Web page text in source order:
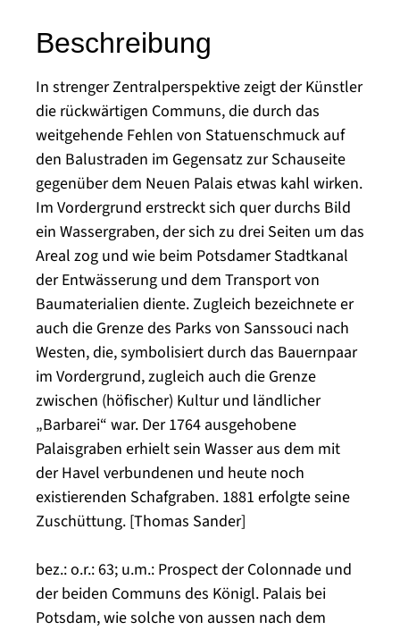
Beschreibung
In strenger Zentralperspektive zeigt der Künstler
die rückwärtigen Communs, die durch das
weitgehende Fehlen von Statuenschmuck auf
den Balustraden im Gegensatz zur Schauseite
gegenüber dem Neuen Palais etwas kahl wirken.
Im Vordergrund erstreckt sich quer durchs Bild
ein Wassergraben, der sich zu drei Seiten um das
Areal zog und wie beim Potsdamer Stadtkanal
der Entwässerung und dem Transport von
Baumaterialien diente. Zugleich bezeichnete er
auch die Grenze des Parks von Sanssouci nach
Westen, die, symbolisiert durch das Bauernpaar
im Vordergrund, zugleich auch die Grenze
zwischen (höfischer) Kultur und ländlicher
„Barbarei“ war. Der 1764 ausgehobene
Palaisgraben erhielt sein Wasser aus dem mit
der Havel verbundenen und heute noch
existierenden Schafgraben. 1881 erfolgte seine
Zuschüttung. [Thomas Sander]
bez.: o.r.: 63; u.m.: Prospect der Colonnade und
der beiden Communs des Königl. Palais bei
Potsdam, wie solche von aussen nach dem